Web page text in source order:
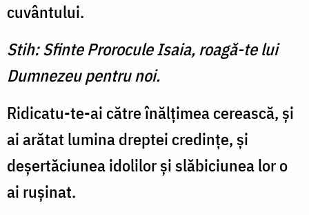
cuvântului.
Stih: Sfinte Prorocule Isaia, roagă-te lui
Dumnezeu pentru noi.
Ridicatu-te-ai către înălţimea cerească, şi
ai arătat lumina dreptei credinţe, şi
deşertăciunea idolilor şi slăbiciunea lor o
ai ruşinat.